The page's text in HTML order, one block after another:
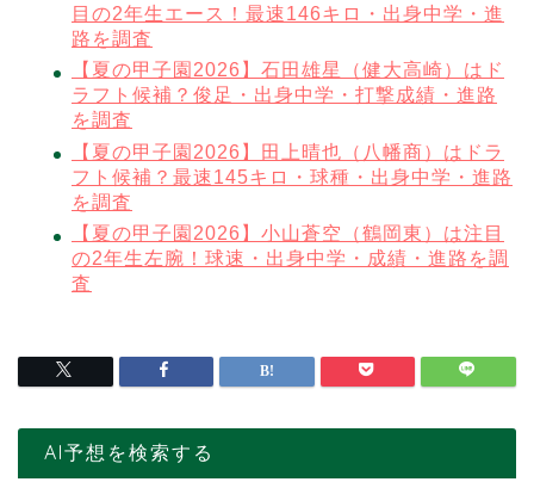
目の2年生エース！最速146キロ・出身中学・進
路を調査
【夏の甲子園2026】石田雄星（健大高崎）はド
ラフト候補？俊足・出身中学・打撃成績・進路
を調査
【夏の甲子園2026】田上晴也（八幡商）はドラ
フト候補？最速145キロ・球種・出身中学・進路
を調査
【夏の甲子園2026】小山蒼空（鶴岡東）は注目
の2年生左腕！球速・出身中学・成績・進路を調
査
AI予想を検索する